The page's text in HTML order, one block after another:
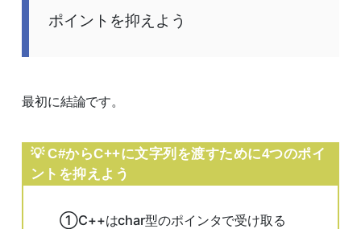
ポイントを抑えよう
最初に結論です。
C#からC++に文字列を渡すために4つのポイ
ントを抑えよう
①C++はchar型のポインタで受け取る